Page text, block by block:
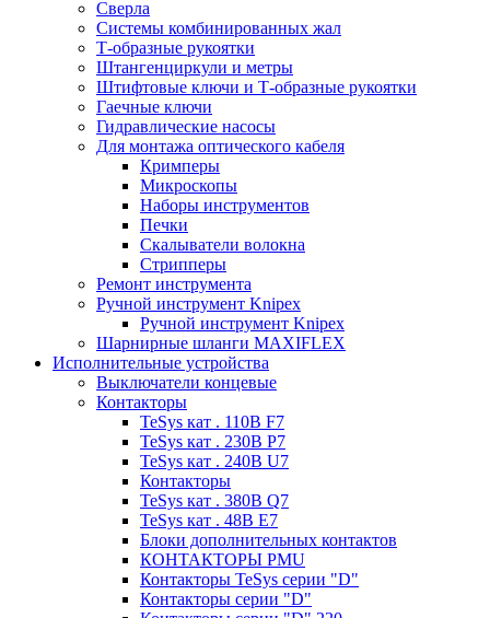
Сверла
Системы комбинированных жал
Т-образные рукоятки
Штангенциркули и метры
Штифтовые ключи и Т-образные рукоятки
Гаечные ключи
Гидравлические насосы
Для монтажа оптического кабеля
Кримперы
Микроскопы
Наборы инструментов
Печки
Скалыватели волокна
Стрипперы
Ремонт инструмента
Ручной инструмент Knipex
Ручной инструмент Knipex
Шарнирные шланги MAXIFLEX
Исполнительные устройства
Выключатели концевые
Контакторы
TeSys кат . 110В F7
TeSys кат . 230В P7
TeSys кат . 240В U7
Контакторы
TeSys кат . 380В Q7
TeSys кат . 48В E7
Блоки дополнительных контактов
КОНТАКТОРЫ PMU
Контакторы TeSys серии "D"
Контакторы серии "D"